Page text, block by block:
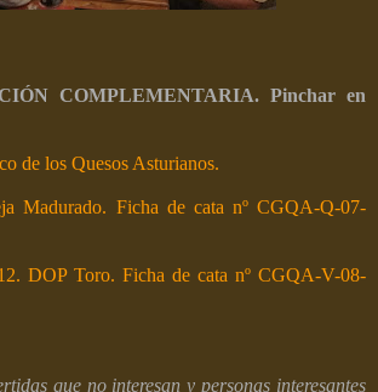
COMPLEMENTARIA. Pinchar en
de los Quesos Asturianos.
Madurado. Ficha de cata nº CGQA-Q-07-
DOP Toro. Ficha de cata nº CGQA-V-08-
que no interesan y personas interesantes